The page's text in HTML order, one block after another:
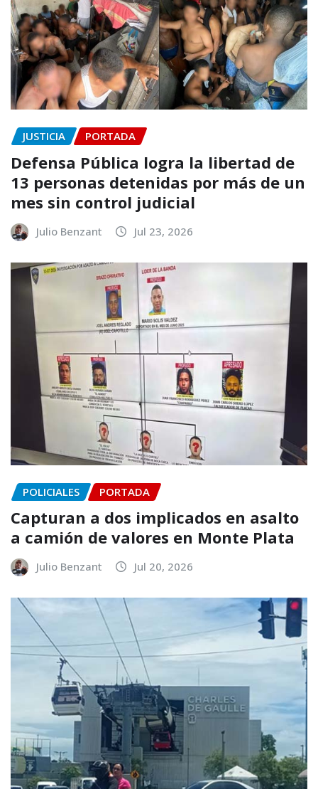
JUSTICIA PORTADA
Defensa Pública logra la libertad de
13 personas detenidas por más de un
mes sin control judicial
Julio Benzant Jul 23, 2026
POLICIALES PORTADA
Capturan a dos implicados en asalto
a camión de valores en Monte Plata
Julio Benzant Jul 20, 2026